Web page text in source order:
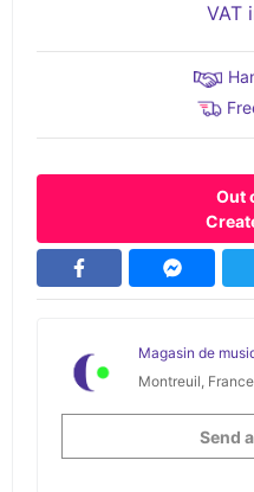
VAT
Out
Magasin de
Montreuil, France
Send